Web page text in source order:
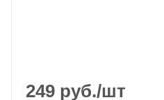
249 руб./шт